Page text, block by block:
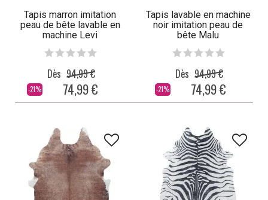
Tapis marron imitation
peau de bête lavable en
machine Levi
-21%
Dès 94,99 €
74,99 €
Tapis lavable en machine
noir imitation peau de
bête Malu
-21%
Dès 94,99 €
74,99 €